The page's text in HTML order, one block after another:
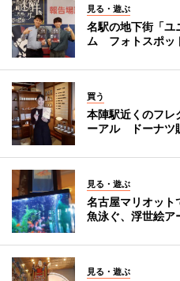
見る・遊ぶ
名駅の地下街「ユ
ム フォトスポッ
買う
本陣駅近くのフ
ーアル ドーナツ
見る・遊ぶ
名古屋マリオッ
魚泳ぐ、浮世絵ア
見る・遊ぶ